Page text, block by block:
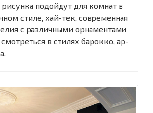
подойдут для комнат в
стиле, хай-тек, современная
с различными орнаментами
в стилях барокко, ар-